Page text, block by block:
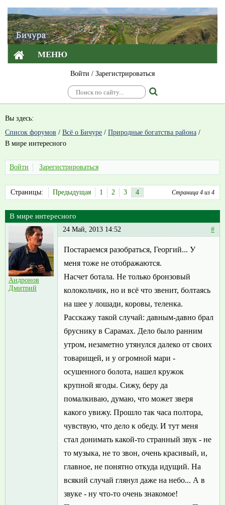
МЕНЮ
Войти / Зарегистрироваться
Вы здесь:
Список форумов / Всё о Бичуре / Природные богатства района /
В мире интересного
Войти Зарегистрироваться
Страница 4 из 4
Страницы: Предыдущая 1 2 3 4
В мире интересного
Андронов
Дмитрий
24 Май, 2013 14:52 #
Постараемся разобраться, Георгий... У
меня тоже не отображаются.
Насчет ботала. Не только бронзовый
колокольчик, но и всё что звенит, болтаясь
на шее у лошади, коровы, теленка.
Расскажу такой случай: давным-давно брал
бруснику в Сарамах. Дело было ранним
утром, незаметно утянулся далеко от своих
товарищей, и у огромной мари -
осушенного болота, нашел кружок
крупной ягоды. Сижу, беру да
помалкиваю, думаю, что может зверя
какого увижу. Прошло так часа полтора,
чувствую, что дело к обеду. И тут меня
стал донимать какой-то странный звук - не
то музыка, не то звон, очень красивый, и,
главное, не понятно откуда идущий. На
всякий случай глянул даже на небо... А в
звуке - ну что-то очень знакомое!